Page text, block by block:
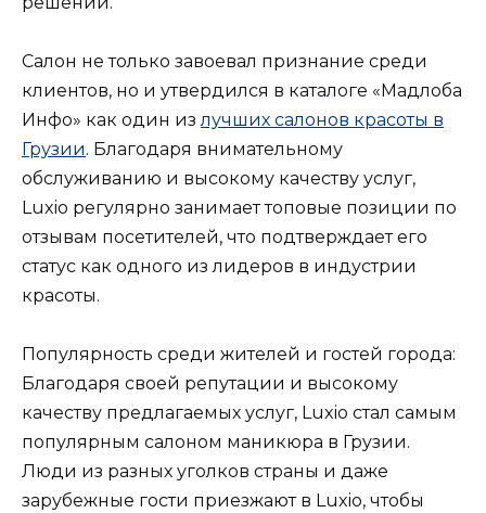
Салон не только завоевал признание среди
клиентов, но и утвердился в каталоге «Мадлоба
Инфо» как один излучших салонов красоты в
Грузии. Благодаря внимательному
обслуживанию и высокому качеству услуг,
Luxio регулярно занимает топовые позиции по
отзывам посетителей, что подтверждает его
статус как одного из лидеров в индустрии
красоты.
Популярность среди жителей и гостей города:
Благодаря своей репутации и высокому
качеству предлагаемых услуг, Luxio стал самым
популярным салоном маникюра в Грузии.
Люди из разных уголков страны и даже
зарубежные гости приезжают в Luxio, чтобы